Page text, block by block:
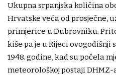
Ukupna srpanjska količina
Hrvatske veća od prosječne,
primjerice u Dubrovniku.
kiše pa je u Rijeci ovogodišnji
1948. godine, kad su počela
meteorološkoj postaji DHMZ-